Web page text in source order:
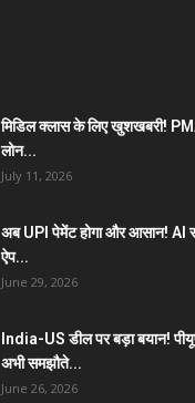
मिडिल क्लास के लिए खुशखबरी!
लोन...
July 11, 2026
अब UPI पेमेंट होगा और आसान! AI
ऐप...
June 29, 2026
India-US डील पर बड़ा बयान!
अभी समझौते...
June 26, 2026